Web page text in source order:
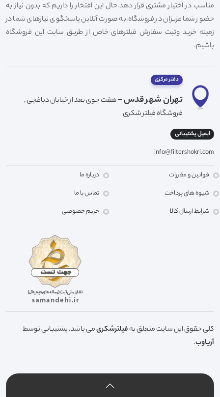
مناسب در اختیار مشتری قرار دهد.حال این افتخار را داریم که بدون نیاز به
حضور شما عزیزان در فروشگاه،به صورت آنلاین پاسخگوی نیازهای شما در
زمینه خرید وثبت سفارش فیلترهای خاص از طریق سایت این فروشگاه
باشیم.
دفتر مرکزی
تهران شهر قدس -هفت جوی بعد از خیابان دباغچی ,
فروشگاه فیلتر شکری
ایمیل پشتیبانی
info@filtershokri.com
قوانین و مقررات
شیوه های پرداخت
شرایط ارسال کالا
درباره ما
تماس با ما
حریم خصوصی
کلی حقوق این سایت متعلق بهفیلترشکریمی باشد. پشتیبانی توسط
آریاوب.